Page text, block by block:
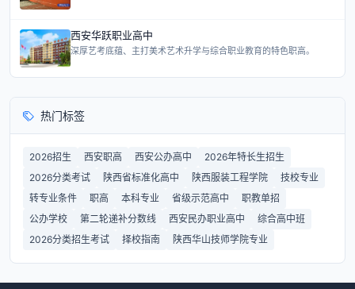
西安华跃职业高中
深厚艺考底蕴、主打美术艺术升学与综合职业教育的特色职高。
热门标签
2026招生 西安职高 西安公办高中
2026年特长生招生
2026分类考试
陕西省标准化高中 陕西服装工程学院
技校专业
转专业条件
职高 本科专业 省级示范高中
职教单招
公办学校
第二轮递补分数线 西安民办职业高中
综合高中班
2026分类招生考试
择校指南 陕西华山技师学院专业